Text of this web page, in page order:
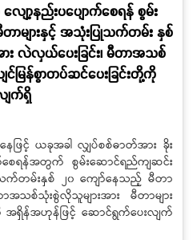
ော့နည်းပပျောက်စေရန် စွမ်း
များနှင့် အသုံးပြုသက်တမ်း နှစ်
ား လဲလှယ်ပေးခြင်း၊ မီတာအသစ်
င်မြန်စွာတပ်ဆင်ပေးခြင်းတို့ကို
ျက်ရှိ
ေဖြင့် ယခုအခါ လျှပ်စစ်ဓာတ်အား ခိုး
ေရန်အတွက် စွမ်းဆောင်ရည်ကျဆင်း
က်တမ်းနှစ် ၂၀ ကျော်နေသည့် မီတာ
အသစ်သုံးစွဲလိုသူများအား မီတာများ
အရှိန်အဟုန်ဖြင့် ဆောင်ရွက်ပေးလျက်